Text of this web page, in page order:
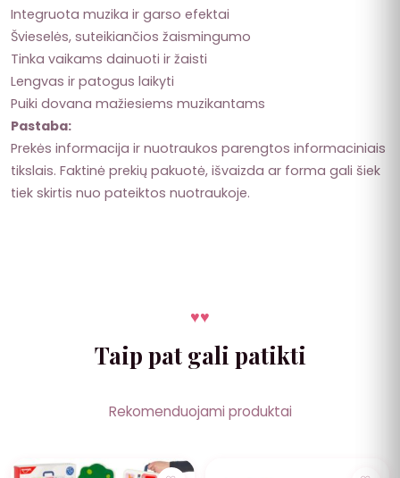
Integruota muzika ir garso efektai
Švieselės, suteikiančios žaismingumo
Tinka vaikams dainuoti ir žaisti
Lengvas ir patogus laikyti
Puiki dovana mažiesiems muzikantams
Pastaba:
Prekės informacija ir nuotraukos parengtos informaciniais
tikslais. Faktinė prekių pakuotė, išvaizda ar forma gali šiek
tiek skirtis nuo pateiktos nuotraukoje.
♥♥
Taip pat gali patikti
Rekomenduojami produktai